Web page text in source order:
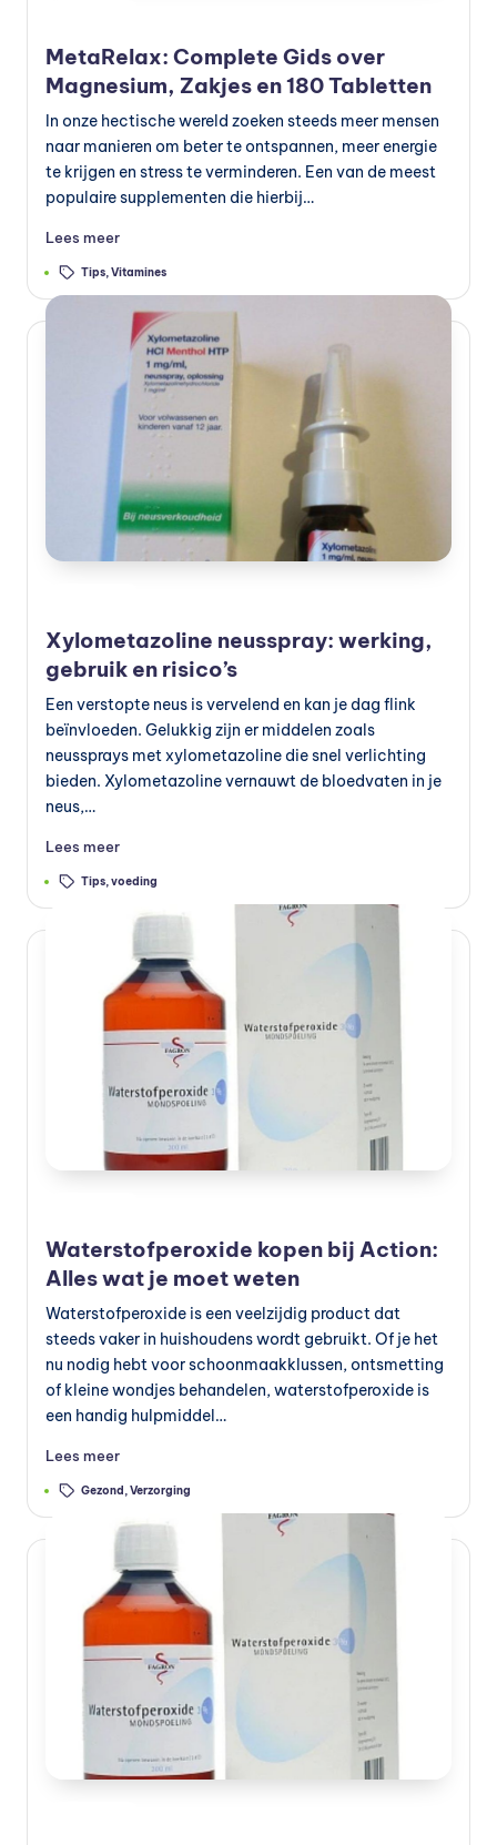
MetaRelax: Complete Gids over
Magnesium, Zakjes en 180 Tabletten
In onze hectische wereld zoeken steeds meer mensen
naar manieren om beter te ontspannen, meer energie
te krijgen en stress te verminderen. Een van de meest
populaire supplementen die hierbij…
Lees meer
Tags: Tips,Vitamines
Xylometazoline neusspray: werking,
gebruik en risico’s
Een verstopte neus is vervelend en kan je dag flink
beïnvloeden. Gelukkig zijn er middelen zoals
neussprays met xylometazoline die snel verlichting
bieden. Xylometazoline vernauwt de bloedvaten in je
neus,…
Lees meer
Tags: Tips,voeding
Waterstofperoxide kopen bij Action:
Alles wat je moet weten
Waterstofperoxide is een veelzijdig product dat
steeds vaker in huishoudens wordt gebruikt. Of je het
nu nodig hebt voor schoonmaakklussen, ontsmetting
of kleine wondjes behandelen, waterstofperoxide is
een handig hulpmiddel…
Lees meer
Tags: Gezond,Verzorging